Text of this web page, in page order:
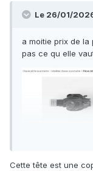
Le 26/01/2026
a moitie prix de
pas ce qu elle
Cette tête est une